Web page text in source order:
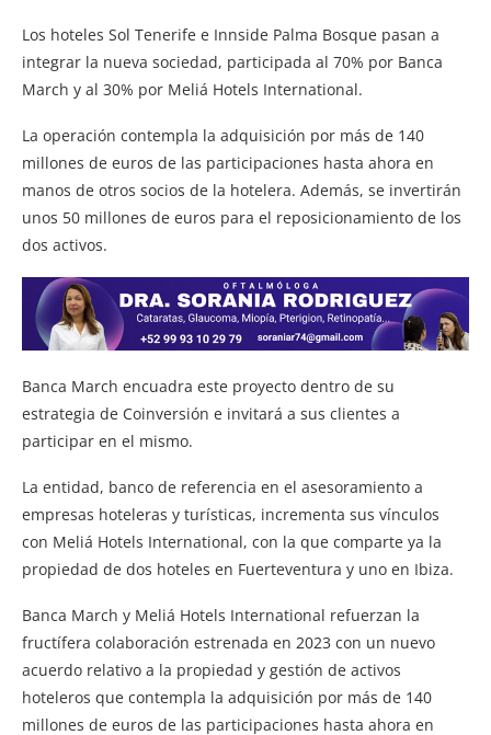
Los hoteles Sol Tenerife e Innside Palma Bosque pasan a
integrar la nueva sociedad, participada al 70% por Banca
March y al 30% por Meliá Hotels International.
La operación contempla la adquisición por más de 140
millones de euros de las participaciones hasta ahora en
manos de otros socios de la hotelera. Además, se invertirán
unos 50 millones de euros para el reposicionamiento de los
dos activos.
Banca March encuadra este proyecto dentro de su
estrategia de Coinversión e invitará a sus clientes a
participar en el mismo.
La entidad, banco de referencia en el asesoramiento a
empresas hoteleras y turísticas, incrementa sus vínculos
con Meliá Hotels International, con la que comparte ya la
propiedad de dos hoteles en Fuerteventura y uno en Ibiza.
Banca March y Meliá Hotels International refuerzan la
fructífera colaboración estrenada en 2023 con un nuevo
acuerdo relativo a la propiedad y gestión de activos
hoteleros que contempla la adquisición por más de 140
millones de euros de las participaciones hasta ahora en